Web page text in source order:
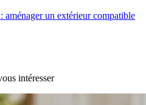
aménager un extérieur compatible
intéresser